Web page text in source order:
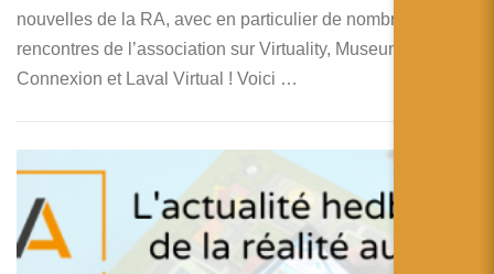
nouvelles de la RA, avec en particulier de nombreuses
rencontres de l’association sur Virtuality, Museum
Connexion et Laval Virtual ! Voici …